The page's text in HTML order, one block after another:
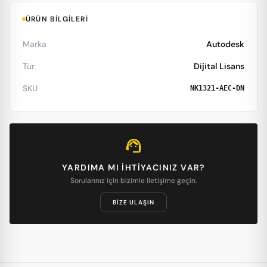
ÜRÜN BILGILERI
Marka Autodesk
Tür Dijital Lisans
SKU NK1321-AEC-DN
support_agent
YARDIMA MI IHTIYACINIZ VAR?
Sorularınız için bizimle iletişime geçin.
BIZE ULAŞIN